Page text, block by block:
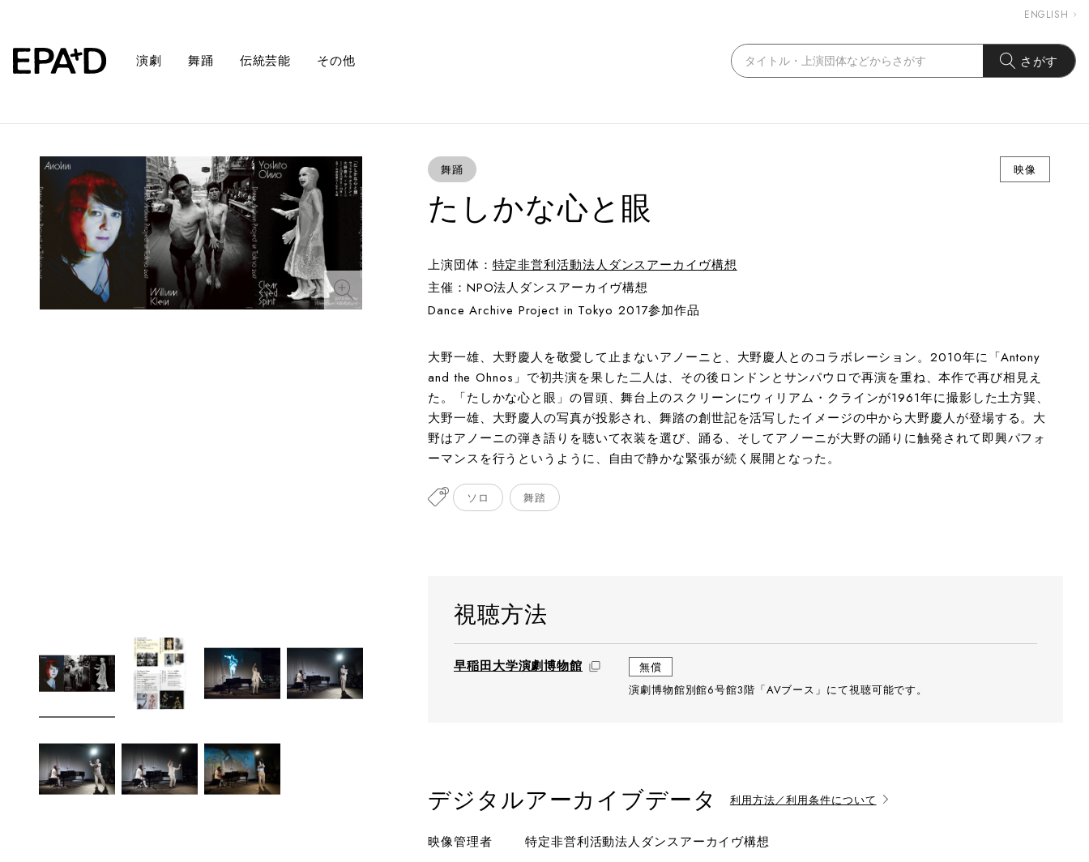
ENGLISH
演劇 舞踊 伝統芸能 その他 さがす
Photography: Kazuyuki Matsumoto Photography:
舞踊 映像
たしかな心と眼
上演団体： 特定非営利活動法人ダンスアーカイヴ構想
主催：NPO法人ダンスアーカイヴ構想
Dance Archive Project in Tokyo 2017参加作品
大野一雄、大野慶人を敬愛して止まないアノーニと、大野慶人とのコラボレーション。2010年に「Antony
and the Ohnos」で初共演を果した二人は、その後ロンドンとサンパウロで再演を重ね、本作で再び相見え
た。「たしかな心と眼」の冒頭、舞台上のスクリーンにウィリアム・クラインが1961年に撮影した土方巽、
大野一雄、大野慶人の写真が投影され、舞踏の創世記を活写したイメージの中から大野慶人が登場する。大
野はアノーニの弾き語りを聴いて衣装を選び、踊る、そしてアノーニが大野の踊りに触発されて即興パフォ
ーマンスを行うというように、自由で静かな緊張が続く展開となった。
ソロ 舞踏
視聴方法
早稲田大学演劇博物館
無償
演劇博物館別館6号館3階「AVブース」にて視聴可能です。
デジタルアーカイブデータ 利用方法／利用条件について
映像管理者
特定非営利活動法人ダンスアーカイヴ構想